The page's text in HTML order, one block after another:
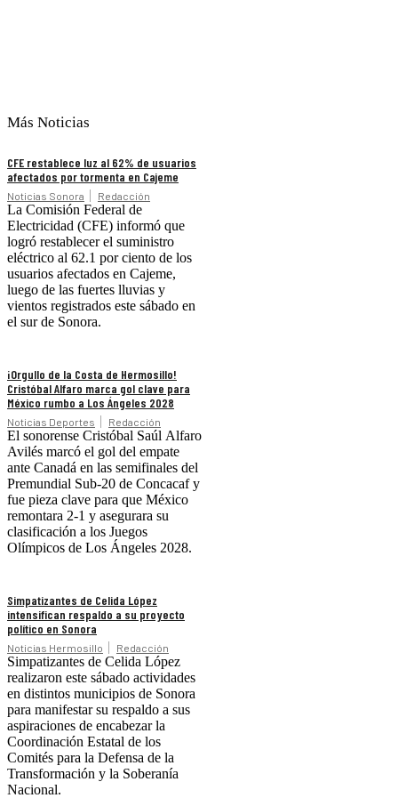
Más Noticias
CFE restablece luz al 62% de usuarios
afectados por tormenta en Cajeme
Noticias Sonora Redacción
La Comisión Federal de
Electricidad (CFE) informó que
logró restablecer el suministro
eléctrico al 62.1 por ciento de los
usuarios afectados en Cajeme,
luego de las fuertes lluvias y
vientos registrados este sábado en
el sur de Sonora.
¡Orgullo de la Costa de Hermosillo!
Cristóbal Alfaro marca gol clave para
México rumbo a Los Ángeles 2028
Noticias Deportes Redacción
El sonorense Cristóbal Saúl Alfaro
Avilés marcó el gol del empate
ante Canadá en las semifinales del
Premundial Sub-20 de Concacaf y
fue pieza clave para que México
remontara 2-1 y asegurara su
clasificación a los Juegos
Olímpicos de Los Ángeles 2028.
Simpatizantes de Celida López
intensifican respaldo a su proyecto
político en Sonora
Noticias Hermosillo Redacción
Simpatizantes de Celida López
realizaron este sábado actividades
en distintos municipios de Sonora
para manifestar su respaldo a sus
aspiraciones de encabezar la
Coordinación Estatal de los
Comités para la Defensa de la
Transformación y la Soberanía
Nacional.